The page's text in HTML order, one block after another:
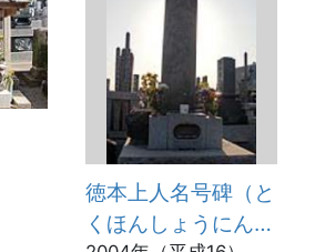
徳本上人名号碑（と
くほんしょうにんみ